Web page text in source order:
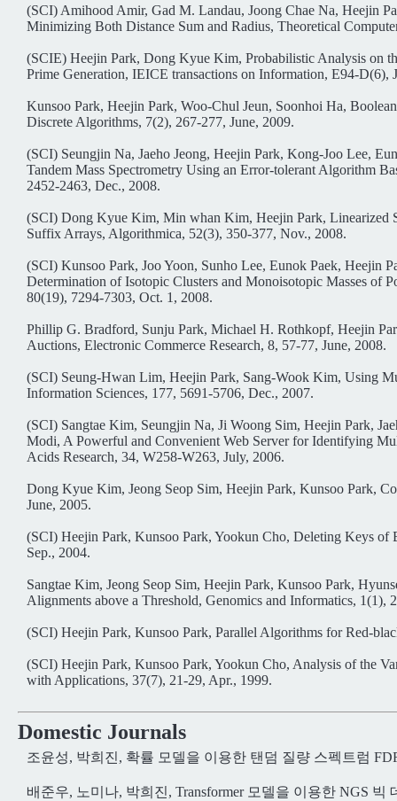
(SCI) Amihood Amir, Gad M. Landau, Joong Chae Na, Heejin
Minimizing Both Distance Sum and Radius, Theoretical
(SCIE) Heejin Park, Dong Kyue Kim, Probabilistic Analysis on
Prime Generation, IEICE transactions on Information, E94-D(6),
Kunsoo Park, Heejin Park, Woo-Chul Jeun, Soonhoi Ha,
Discrete Algorithms, 7(2), 267-277, June, 2009.
(SCI) Seungjin Na, Jaeho Jeong, Heejin Park, Kong-Joo Lee,
Tandem Mass Spectrometry Using an Error-tolerant Algorithm
2452-2463, Dec., 2008.
(SCI) Dong Kyue Kim, Min whan Kim, Heejin Park, Linearized
Suffix Arrays, Algorithmica, 52(3), 350-377, Nov., 2008.
(SCI) Kunsoo Park, Joo Yoon, Sunho Lee, Eunok Paek, Heejin
Determination of Isotopic Clusters and Monoisotopic Masses of
80(19), 7294-7303, Oct. 1, 2008.
Phillip G. Bradford, Sunju Park, Michael H. Rothkopf, Heejin
Auctions, Electronic Commerce Research, 8, 57-77, June, 2008.
(SCI) Seung-Hwan Lim, Heejin Park, Sang-Wook Kim, Using
Information Sciences, 177, 5691-5706, Dec., 2007.
(SCI) Sangtae Kim, Seungjin Na, Ji Woong Sim, Heejin Park,
Modi, A Powerful and Convenient Web Server for Identifying
Acids Research, 34, W258-W263, July, 2006.
Dong Kyue Kim, Jeong Seop Sim, Heejin Park, Kunsoo Park,
June, 2005.
(SCI) Heejin Park, Kunsoo Park, Yookun Cho, Deleting Keys of
Sep., 2004.
Sangtae Kim, Jeong Seop Sim, Heejin Park, Kunsoo Park,
Alignments above a Threshold, Genomics and Informatics, 1(1),
(SCI) Heejin Park, Kunsoo Park, Parallel Algorithms for Red-
(SCI) Heejin Park, Kunsoo Park, Yookun Cho, Analysis of the
with Applications, 37(7), 21-29, Apr., 1999.
Domestic Journals
조윤성, 박희진, 확률 모델을 이용한 탠덤 질량 스펙트럼
배준우, 노미나, 박희진, Transformer 모델을 이용한 NGS